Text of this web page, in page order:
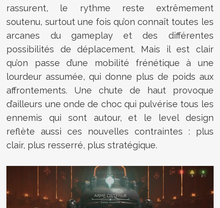
rassurent, le rythme reste extrêmement
soutenu, surtout une fois qu’on connaît toutes les
arcanes du gameplay et des différentes
possibilités de déplacement. Mais il est clair
qu’on passe d’une mobilité frénétique à une
lourdeur assumée, qui donne plus de poids aux
affrontements. Une chute de haut provoque
d’ailleurs une onde de choc qui pulvérise tous les
ennemis qui sont autour, et le level design
reflète aussi ces nouvelles contraintes : plus
clair, plus resserré, plus stratégique.